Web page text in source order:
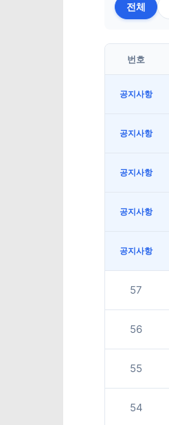
전체
번호
공지사항
공지사항
공지사항
공지사항
공지사항
57
56
55
54